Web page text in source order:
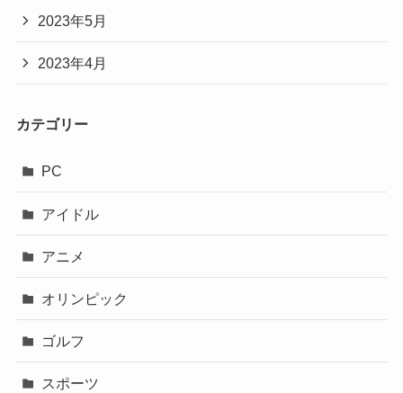
2023年5月
2023年4月
カテゴリー
PC
アイドル
アニメ
オリンピック
ゴルフ
スポーツ